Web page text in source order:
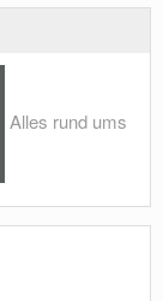
Alles rund ums